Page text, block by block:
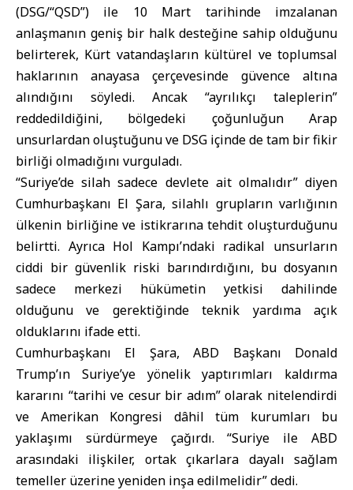
(DSG/“QSD”) ile 10 Mart tarihinde imzalanan
anlaşmanın geniş bir halk desteğine sahip olduğunu
belirterek, Kürt vatandaşların kültürel ve toplumsal
haklarının anayasa çerçevesinde güvence altına
alındığını söyledi. Ancak “ayrılıkçı taleplerin”
reddedildiğini, bölgedeki çoğunluğun Arap
unsurlardan oluştuğunu ve DSG içinde de tam bir fikir
birliği olmadığını vurguladı.
“Suriye’de silah sadece devlete ait olmalıdır” diyen
Cumhurbaşkanı El Şara, silahlı grupların varlığının
ülkenin birliğine ve istikrarına tehdit oluşturduğunu
belirtti. Ayrıca Hol Kampı’ndaki radikal unsurların
ciddi bir güvenlik riski barındırdığını, bu dosyanın
sadece merkezi hükümetin yetkisi dahilinde
olduğunu ve gerektiğinde teknik yardıma açık
olduklarını ifade etti.
Cumhurbaşkanı El Şara, ABD Başkanı Donald
Trump’ın Suriye’ye yönelik yaptırımları kaldırma
kararını “tarihi ve cesur bir adım” olarak nitelendirdi
ve Amerikan Kongresi dâhil tüm kurumları bu
yaklaşımı sürdürmeye çağırdı. “Suriye ile ABD
arasındaki ilişkiler, ortak çıkarlara dayalı sağlam
temeller üzerine yeniden inşa edilmelidir” dedi.